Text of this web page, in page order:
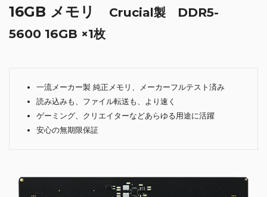
16GB メモリ
Crucial製 DDR5-
5600 16GB ×1枚
一流メーカー製 純正メモリ、メーカーフルテスト済み
読み込みも、ファイル転送も、より速く
ゲーミング、クリエイターなどあらゆる用途に活躍
安心の無期限保証